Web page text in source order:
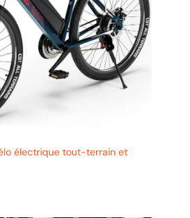
électrique tout-terrain et